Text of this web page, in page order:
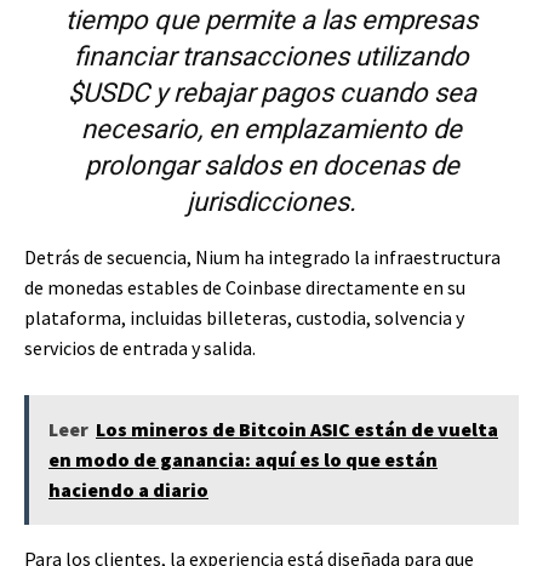
tiempo que permite a las empresas
financiar transacciones utilizando
$USDCy rebajar pagos cuando sea
necesario, en emplazamiento de
prolongar saldos en docenas de
jurisdicciones.
Detrás de secuencia, Nium ha integrado la infraestructura
de monedas estables de Coinbase directamente en su
plataforma, incluidas billeteras, custodia, solvencia y
servicios de entrada y salida.
Leer Los mineros de Bitcoin ASIC están de vuelta
en modo de ganancia: aquí es lo que están
haciendo a diario
Para los clientes, la experiencia está diseñada para que